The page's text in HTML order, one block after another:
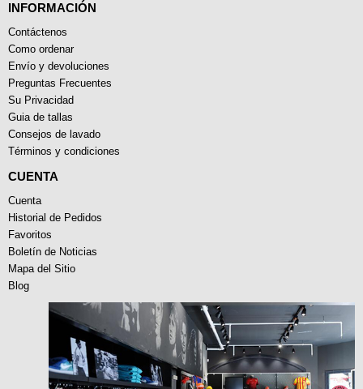
INFORMACIÓN
Contáctenos
Como ordenar
Envío y devoluciones
Preguntas Frecuentes
Su Privacidad
Guia de tallas
Consejos de lavado
Términos y condiciones
CUENTA
Cuenta
Historial de Pedidos
Favoritos
Boletín de Noticias
Mapa del Sitio
Blog